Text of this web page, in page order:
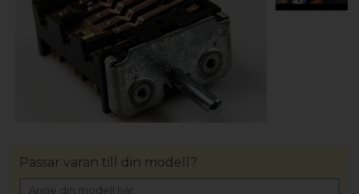
Passar varan till din modell?